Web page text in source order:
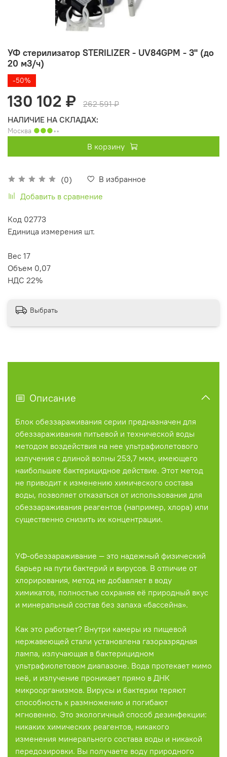
УФ стерилизатор STERILIZER - UV84GPM - 3" (до
20 м3/ч)
(0)
В избранное
Добавить в сравнение
-50%
130 102 ₽
262 591 ₽
НАЛИЧИЕ НА СКЛАДАХ:
Москва ●●●◦◦
В корзину
Код 02773
Единица измерения шт.
Вес 17
Объем 0,07
НДС 22%
Выбрать
Описание
Блок обеззараживания серии предназначен для
обеззараживания питьевой и технической воды
методом воздействия на нее ультрафиолетового
излучения с длиной волны 253,7 мкм, имеющего
наибольшее бактерицидное действие. Этот метод
не приводит к изменению химического состава
воды, позволяет отказаться от использования для
обеззараживания реагентов (например, хлора) или
существенно снизить их концентрации.
УФ-обеззараживание — это надежный физический
барьер на пути бактерий и вирусов. В отличие от
хлорирования, метод не добавляет в воду
химикатов, полностью сохраняя её природный вкус
и минеральный состав без запаха «бассейна».
Как это работает? Внутри камеры из пищевой
нержавеющей стали установлена газоразрядная
лампа, излучающая в бактерицидном
ультрафиолетовом диапазоне. Вода протекает мимо
неё, и излучение проникает прямо в ДНК
микроорганизмов. Вирусы и бактерии теряют
способность к размножению и погибают
мгновенно. Это экологичный способ дезинфекции:
никаких химических реагентов, никакого
изменения минерального состава воды и никакой
передозировки. Вы получаете воду природного